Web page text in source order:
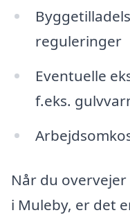
reguleringer
Eventuelle
f.eks.
Når du
i Muleby, er det